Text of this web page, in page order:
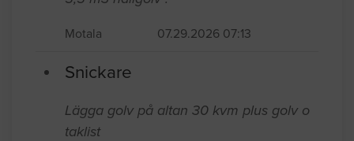
Motala 07.29.2026 07:13
Snickare
Lägga golv på altan 30 kvm plus golv o
taklist